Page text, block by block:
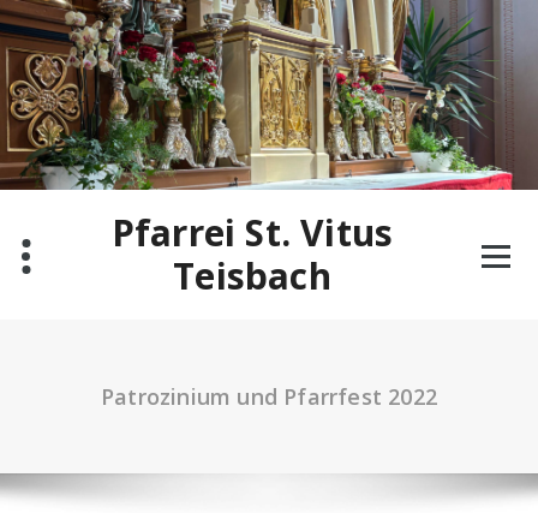
Zum
Inhalt
springen
Pfarrei St. Vitus
Teisbach
Patrozinium und Pfarrfest 2022